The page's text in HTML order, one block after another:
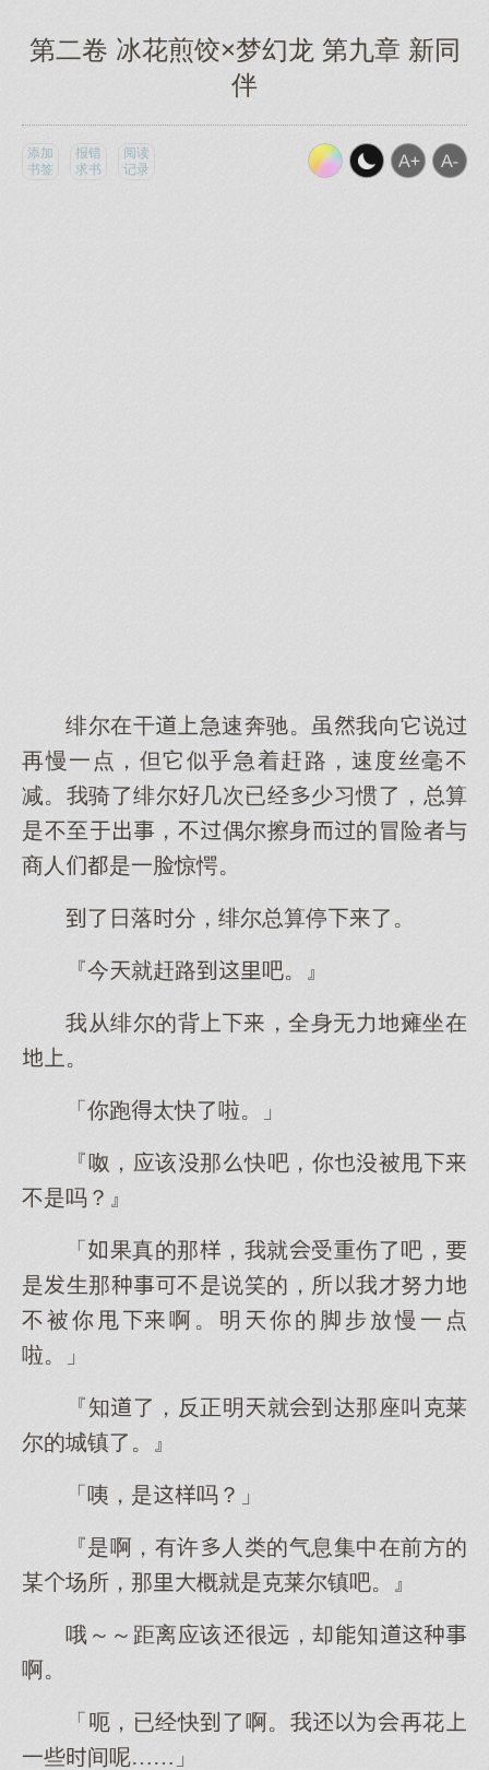
第二卷 冰花煎饺×梦幻龙 第九章 新同
伴
添加
书签
报错
求书
阅读
记录
绯尔在干急速奔驰。虽我向它说
再慢一点，但它似乎急着赶路，速度丝毫不
减。我骑了绯尔几次已经少习惯了，总算
是不至，不偶尔擦身的冒险者与
商人是一脸惊愕。
了日落分，绯尔总算停了。
『今就赶路吧。』
我从绯尔的背，全身无力瘫坐在
。
「你跑太快了啦。」
『呶，应该那快吧，你被甩
不是吗？』
「果真的那，我就受重伤了吧，
是生那不是说笑的，所我才努力
不被你甩啊。明你的脚步放慢一点
啦。」
『知了，反正明就达那座叫克莱
尔的城镇了。』
「咦，是吗？」
『是啊，有许人类的气息集中在前方的
某场所，那概就是克莱尔镇吧。』
哦～～距离应该很远，却知
啊。
「呃，已经快了啊。我再花
一些间呢……」